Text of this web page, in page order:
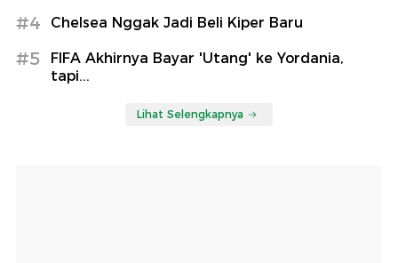
#4 Chelsea Nggak Jadi Beli Kiper Baru
#5
FIFA Akhirnya Bayar 'Utang' ke Yordania,
tapi...
Lihat Selengkapnya